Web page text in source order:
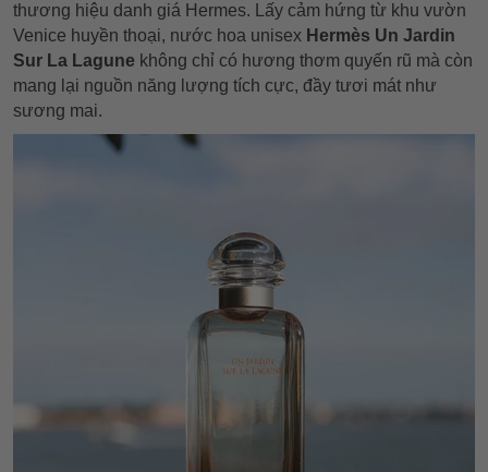
thương hiệu danh giá Hermes. Lấy cảm hứng từ khu vườn
Venice huyền thoại, nước hoa unisex Hermès Un Jardin
Sur La Lagune không chỉ có hương thơm quyến rũ mà còn
mang lại nguồn năng lượng tích cực, đầy tươi mát như
sương mai.